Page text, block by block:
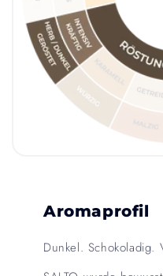
Aromaprofil
Dunkel. Schokoladig.